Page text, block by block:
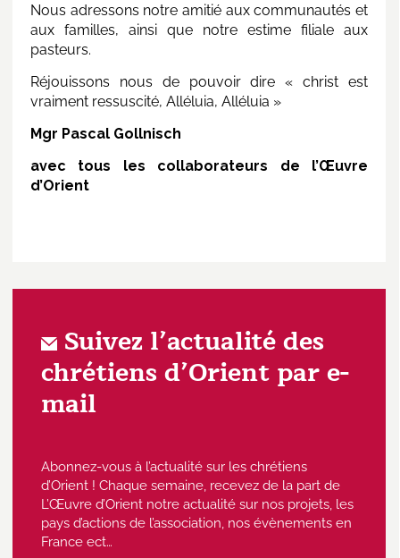
Nous adressons notre amitié aux communautés et
aux familles, ainsi que notre estime filiale aux
pasteurs.
Réjouissons nous de pouvoir dire « christ est
vraiment ressuscité, Alléluia, Alléluia »
Mgr Pascal Gollnisch
avec tous les collaborateurs de l’Œuvre
d’Orient
Suivez l’actualité des
chrétiens d’Orient par e-
mail
Abonnez-vous à l’actualité sur les chrétiens
d’Orient ! Chaque semaine, recevez de la part de
L’Œuvre d’Orient notre actualité sur nos projets, les
pays d’actions de l’association, nos évènements en
France ect…